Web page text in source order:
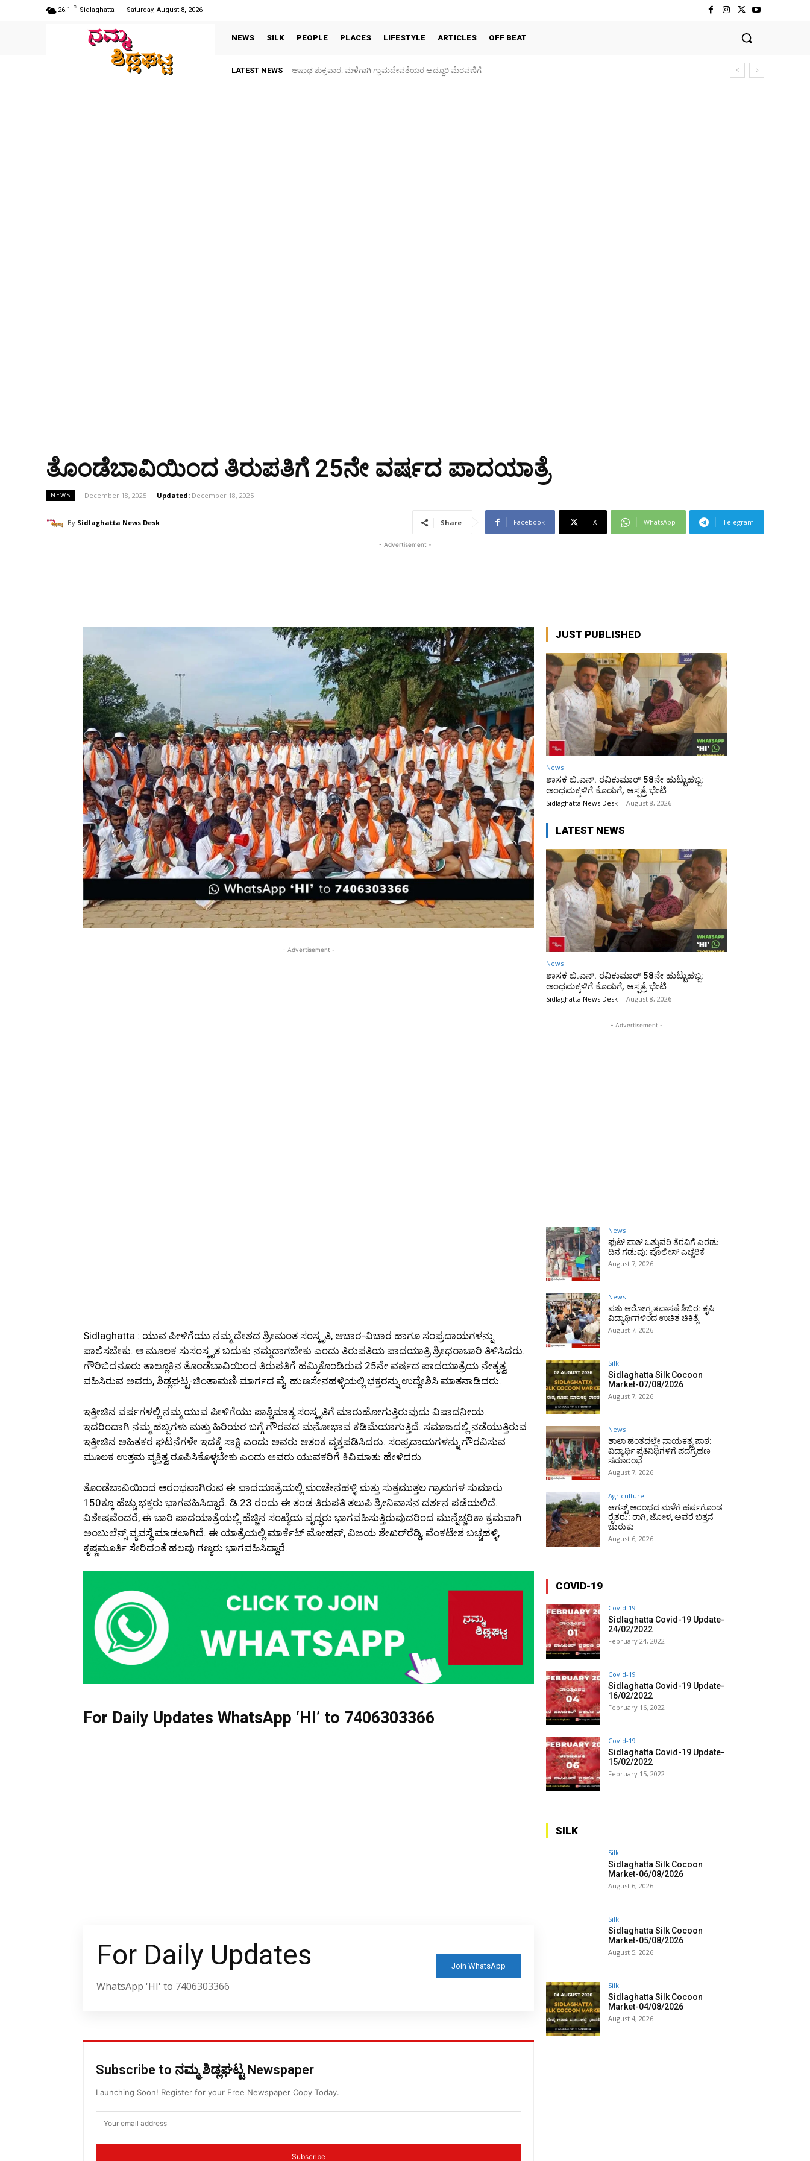
26.1 C Sidlaghatta Saturday, August 8, 2026
NEWS SILK PEOPLE PLACES LIFESTYLE ARTICLES OFF BEAT
LATEST NEWS ಆಷಾಢ ಶುಕ್ರವಾರ: ಮಳೆಗಾಗಿ ಗ್ರಾಮದೇವತೆಯರ ಅದ್ದೂರಿ ಮೆರವಣಿಗೆ
ಫುಟ್‌ ಪಾತ್ ಒತ್ತುವರಿ ತೆರವಿಗೆ ಎರಡು ದಿನ ಗಡುವು: ಪೊಲೀಸ್ ಎಚ್ಚರಿಕೆ
ತೊಂಡೆಬಾವಿಯಿಂದ ತಿರುಪತಿಗೆ 25ನೇ ವರ್ಷದ ಪಾದಯಾತ್ರೆ
NEWS December 18, 2025 Updated: December 18, 2025
By Sidlaghatta News Desk Share Facebook X WhatsApp Telegram
- Advertisement -
- Advertisement -
Sidlaghatta : ಯುವ ಪೀಳಿಗೆಯು ನಮ್ಮ ದೇಶದ ಶ್ರೀಮಂತ ಸಂಸ್ಕೃತಿ, ಆಚಾರ-ವಿಚಾರ ಹಾಗೂ ಸಂಪ್ರದಾಯಗಳನ್ನು
ಪಾಲಿಸಬೇಕು. ಆ ಮೂಲಕ ಸುಸಂಸ್ಕೃತ ಬದುಕು ನಮ್ಮದಾಗಬೇಕು ಎಂದು ತಿರುಪತಿಯ ಪಾದಯಾತ್ರಿ ಶ್ರೀಧರಾಚಾರಿ ತಿಳಿಸಿದರು.
ಗೌರಿಬಿದನೂರು ತಾಲ್ಲೂಕಿನ ತೊಂಡೆಬಾವಿಯಿಂದ ತಿರುಪತಿಗೆ ಹಮ್ಮಿಕೊಂಡಿರುವ 25ನೇ ವರ್ಷದ ಪಾದಯಾತ್ರೆಯ ನೇತೃತ್ವ
ವಹಿಸಿರುವ ಅವರು, ಶಿಡ್ಲಘಟ್ಟ-ಚಿಂತಾಮಣಿ ಮಾರ್ಗದ ವೈ. ಹುಣಸೇನಹಳ್ಳಿಯಲ್ಲಿ ಭಕ್ತರನ್ನು ಉದ್ದೇಶಿಸಿ ಮಾತನಾಡಿದರು.
ಇತ್ತೀಚಿನ ವರ್ಷಗಳಲ್ಲಿ ನಮ್ಮ ಯುವ ಪೀಳಿಗೆಯು ಪಾಶ್ಚಿಮಾತ್ಯ ಸಂಸ್ಕೃತಿಗೆ ಮಾರುಹೋಗುತ್ತಿರುವುದು ವಿಷಾದನೀಯ.
ಇದರಿಂದಾಗಿ ನಮ್ಮ ಹಬ್ಬಗಳು ಮತ್ತು ಹಿರಿಯರ ಬಗ್ಗೆ ಗೌರವದ ಮನೋಭಾವ ಕಡಿಮೆಯಾಗುತ್ತಿದೆ. ಸಮಾಜದಲ್ಲಿ ನಡೆಯುತ್ತಿರುವ
ಇತ್ತೀಚಿನ ಅಹಿತಕರ ಘಟನೆಗಳೇ ಇದಕ್ಕೆ ಸಾಕ್ಷಿ ಎಂದು ಅವರು ಆತಂಕ ವ್ಯಕ್ತಪಡಿಸಿದರು. ಸಂಪ್ರದಾಯಗಳನ್ನು ಗೌರವಿಸುವ
ಮೂಲಕ ಉತ್ತಮ ವ್ಯಕ್ತಿತ್ವ ರೂಪಿಸಿಕೊಳ್ಳಬೇಕು ಎಂದು ಅವರು ಯುವಕರಿಗೆ ಕಿವಿಮಾತು ಹೇಳಿದರು.
ತೊಂಡೆಬಾವಿಯಿಂದ ಆರಂಭವಾಗಿರುವ ಈ ಪಾದಯಾತ್ರೆಯಲ್ಲಿ ಮಂಚೇನಹಳ್ಳಿ ಮತ್ತು ಸುತ್ತಮುತ್ತಲ ಗ್ರಾಮಗಳ ಸುಮಾರು
150ಕ್ಕೂ ಹೆಚ್ಚು ಭಕ್ತರು ಭಾಗವಹಿಸಿದ್ದಾರೆ. ಡಿ.23 ರಂದು ಈ ತಂಡ ತಿರುಪತಿ ತಲುಪಿ ಶ್ರೀನಿವಾಸನ ದರ್ಶನ ಪಡೆಯಲಿದೆ.
ವಿಶೇಷವೆಂದರೆ, ಈ ಬಾರಿ ಪಾದಯಾತ್ರೆಯಲ್ಲಿ ಹೆಚ್ಚಿನ ಸಂಖ್ಯೆಯ ವೃದ್ಧರು ಭಾಗವಹಿಸುತ್ತಿರುವುದರಿಂದ ಮುನ್ನೆಚ್ಚರಿಕಾ ಕ್ರಮವಾಗಿ
ಅಂಬುಲೆನ್ಸ್ ವ್ಯವಸ್ಥೆ ಮಾಡಲಾಗಿದೆ. ಈ ಯಾತ್ರೆಯಲ್ಲಿ ಮಾರ್ಕೆಟ್ ಮೋಹನ್, ವಿಜಯ ಶೇಖರ್‌ರೆಡ್ಡಿ, ವೆಂಕಟೇಶ ಬಚ್ಚಹಳ್ಳಿ,
ಕೃಷ್ಣಮೂರ್ತಿ ಸೇರಿದಂತೆ ಹಲವು ಗಣ್ಯರು ಭಾಗವಹಿಸಿದ್ದಾರೆ.
For Daily Updates WhatsApp ‘HI’ to 7406303366
For Daily Updates
WhatsApp 'HI' to 7406303366
Join WhatsApp
Subscribe to ನಮ್ಮ ಶಿಡ್ಲಘಟ್ಟ Newspaper
Launching Soon! Register for your Free Newspaper Copy Today.
Subscribe
JUST PUBLISHED
News
ಶಾಸಕ ಬಿ.ಎನ್. ರವಿಕುಮಾರ್ 58ನೇ ಹುಟ್ಟುಹಬ್ಬ:
ಅಂಧಮಕ್ಕಳಿಗೆ ಕೊಡುಗೆ, ಆಸ್ಪತ್ರೆ ಭೇಟಿ
Sidlaghatta News Desk - August 8, 2026
LATEST NEWS
News
ಶಾಸಕ ಬಿ.ಎನ್. ರವಿಕುಮಾರ್ 58ನೇ ಹುಟ್ಟುಹಬ್ಬ:
ಅಂಧಮಕ್ಕಳಿಗೆ ಕೊಡುಗೆ, ಆಸ್ಪತ್ರೆ ಭೇಟಿ
Sidlaghatta News Desk - August 8, 2026
- Advertisement -
News
ಫುಟ್‌ ಪಾತ್ ಒತ್ತುವರಿ ತೆರವಿಗೆ ಎರಡು
ದಿನ ಗಡುವು: ಪೊಲೀಸ್ ಎಚ್ಚರಿಕೆ
August 7, 2026
News
ಪಶು ಆರೋಗ್ಯ ತಪಾಸಣೆ ಶಿಬಿರ: ಕೃಷಿ
ವಿದ್ಯಾರ್ಥಿಗಳಿಂದ ಉಚಿತ ಚಿಕಿತ್ಸೆ
August 7, 2026
Silk
Sidlaghatta Silk Cocoon
Market-07/08/2026
August 7, 2026
News
ಶಾಲಾ ಹಂತದಲ್ಲೇ ನಾಯಕತ್ವ ಪಾಠ:
ವಿದ್ಯಾರ್ಥಿ ಪ್ರತಿನಿಧಿಗಳಿಗೆ ಪದಗ್ರಹಣ
ಸಮಾರಂಭ
August 7, 2026
Agriculture
ಆಗಸ್ಟ್ ಆರಂಭದ ಮಳೆಗೆ ಹರ್ಷಗೊಂಡ
ರೈತರು: ರಾಗಿ, ಜೋಳ, ಅವರೆ ಬಿತ್ತನೆ
ಚುರುಕು
August 6, 2026
COVID-19
Covid-19
Sidlaghatta Covid-19 Update-
24/02/2022
February 24, 2022
Covid-19
Sidlaghatta Covid-19 Update-
16/02/2022
February 16, 2022
Covid-19
Sidlaghatta Covid-19 Update-
15/02/2022
February 15, 2022
SILK
Silk
Sidlaghatta Silk Cocoon
Market-06/08/2026
August 6, 2026
Silk
Sidlaghatta Silk Cocoon
Market-05/08/2026
August 5, 2026
Silk
Sidlaghatta Silk Cocoon
Market-04/08/2026
August 4, 2026